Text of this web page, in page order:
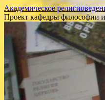
Академическое
Проект кафедры философии и